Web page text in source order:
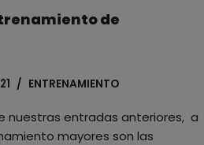
de
ENTRENAMIENTO
nuestras entradas anteriores, a
mayores son las